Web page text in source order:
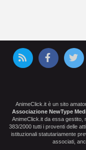
AnimeClick.it è un sito
Associazione NewType
AnimeClick.it da essa gestito,
383/2000 tutti i proventi delle
istituzionali statutariamente
associati,